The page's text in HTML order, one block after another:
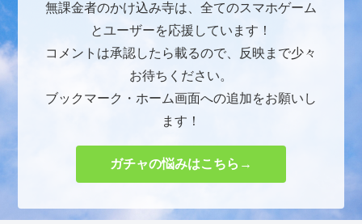
無課金者のかけ込み寺は、全てのスマホゲーム
とユーザーを応援しています！
コメントは承認したら載るので、反映まで少々
お待ちください。
ブックマーク・ホーム画面への追加をお願いし
ます！
ガチャの悩みはこちら→